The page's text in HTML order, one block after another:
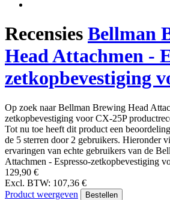
Recensies Bellman
Head Attachmen -
zetkopbevestiging
Op zoek naar Bellman Brewing Head
zetkopbevestiging voor CX-25P
Tot nu toe heeft dit product een
de 5 sterren door 2 gebruikers. Hieronder
ervaringen van echte gebruikers van de
Attachmen - Espresso-zetkopbevestiging
129,90 €
Excl. BTW: 107,36 €
Product weergeven
Bestellen